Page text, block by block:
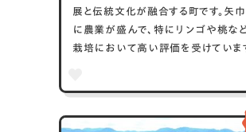
展と伝統文化が融合する町です。矢
に農業が盛んで、特にリンゴや桃な
栽培において高い評価を受けています
ビジネスの新しい拠点としても注目